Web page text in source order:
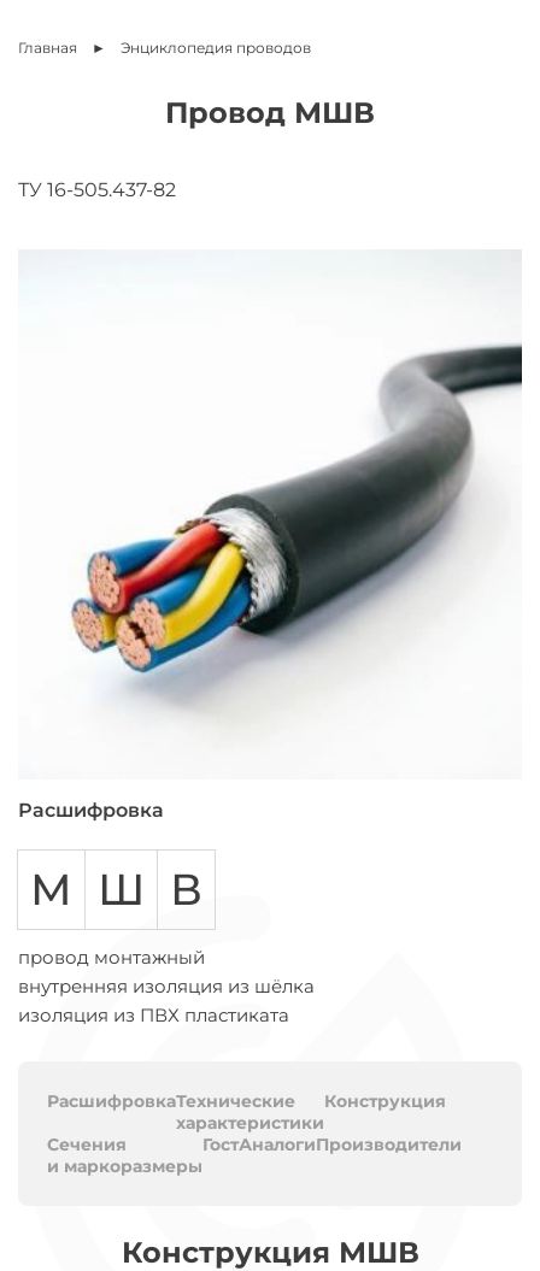
Главная Энциклопедия проводов
Провод МШВ
ТУ 16-505.437-82
Расшифровка
М Ш В
провод монтажный
внутренняя изоляция из шёлка
изоляция из ПВХ пластиката
РасшифровкаТехнические
характеристики
Конструкция
Сечения
и маркоразмеры
ГостАналогиПроизводители
Конструкция МШВ